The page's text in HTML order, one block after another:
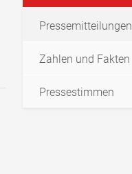
Pressemitteilungen
Zahlen und Fakten
Pressestimmen